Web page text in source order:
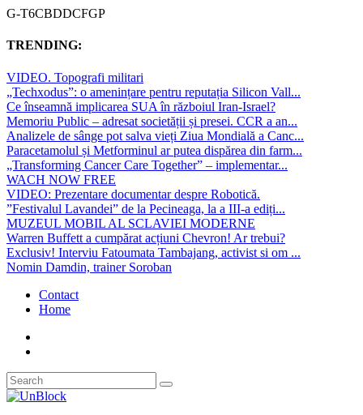
G-T6CBDDCFGP
TRENDING:
VIDEO. Topografi militari
„Techxodus”: o amenințare pentru reputația Silicon Vall...
Ce înseamnă implicarea SUA în războiul Iran-Israel?
Memoriu Public – adresat societății și presei. CCR a an...
Analizele de sânge pot salva vieți Ziua Mondială a Canc...
Paracetamolul și Metforminul ar putea dispărea din farm...
„Transforming Cancer Care Together” – implementar...
WACH NOW FREE
VIDEO: Prezentare documentar despre Robotică.
”Festivalul Lavandei” de la Pecineaga, la a III-a ediți...
MUZEUL MOBIL AL SCLAVIEI MODERNE
Warren Buffett a cumpărat acțiuni Chevron! Ar trebui?
Exclusiv! Interviu Fatoumata Tambajang, activist si om ...
Nomin Damdin, trainer Soroban
Contact
Home